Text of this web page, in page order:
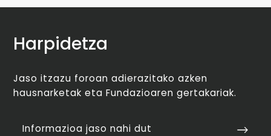
Harpidetza
Jaso itzazu foroan adierazitako azken
hausnarketak eta Fundazioaren gertakariak.
Informazioa jaso nahi dut